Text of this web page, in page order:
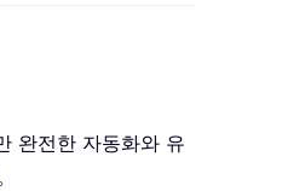
완전한 자동화와 유